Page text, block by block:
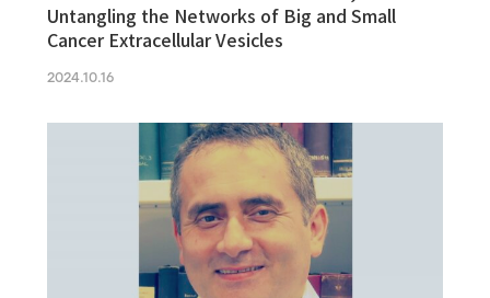
Untangling the Networks of Big and Small
Cancer Extracellular Vesicles
2024.10.16